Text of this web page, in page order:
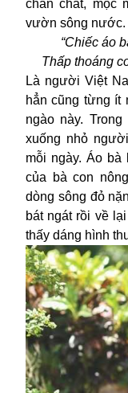
chân chất, mộc
vườn sông nước.
“Chiếc áo
Thấp thoáng
Là người Việt
hẳn cũng từng ít
ngào này.
xuống nhỏ
mỗi ngày. Áo
của bà con
dòng sông đỏ
bát ngát rồi về
thấy dáng hình